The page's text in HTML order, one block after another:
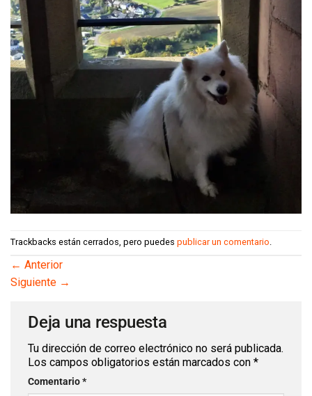
Trackbacks están cerrados, pero puedes publicar un comentario.
← Anterior
Siguiente →
Deja una respuesta
Tu dirección de correo electrónico no será publicada.
Los campos obligatorios están marcados con *
Comentario*